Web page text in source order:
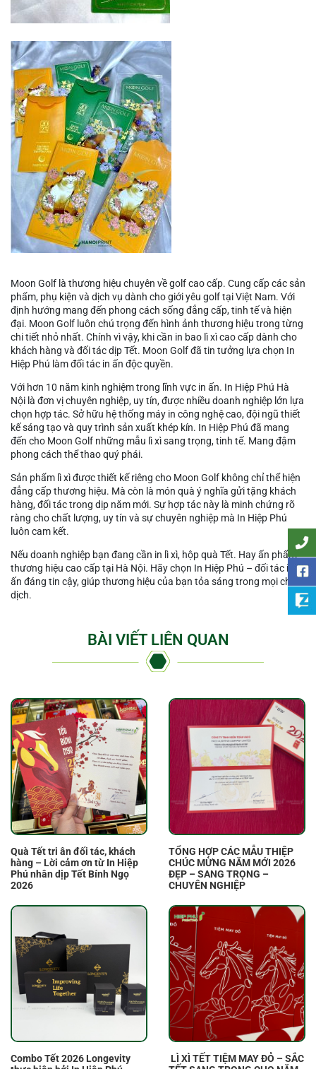
Moon Golf là thương hiệu chuyên về golf cao cấp. Cung cấp các sản
phẩm, phụ kiện và dịch vụ dành cho giới yêu golf tại Việt Nam. Với
định hướng mang đến phong cách sống đẳng cấp, tinh tế và hiện
đại. Moon Golf luôn chú trọng đến hình ảnh thương hiệu trong từng
chi tiết nhỏ nhất. Chính vì vậy, khi cần in bao lì xì cao cấp dành cho
khách hàng và đối tác dịp Tết. Moon Golf đã tin tưởng lựa chọn In
Hiệp Phú làm đối tác in ấn độc quyền.
Với hơn 10 năm kinh nghiệm trong lĩnh vực in ấn. In Hiệp Phú Hà
Nội là đơn vị chuyên nghiệp, uy tín, được nhiều doanh nghiệp lớn lựa
chọn hợp tác. Sở hữu hệ thống máy in công nghệ cao, đội ngũ thiết
kế sáng tạo và quy trình sản xuất khép kín. In Hiệp Phú đã mang
đến cho Moon Golf những mẫu lì xì sang trọng, tinh tế. Mang đậm
phong cách thể thao quý phái.
Sản phẩm lì xì được thiết kế riêng cho Moon Golf không chỉ thể hiện
đẳng cấp thương hiệu. Mà còn là món quà ý nghĩa gửi tặng khách
hàng, đối tác trong dịp năm mới. Sự hợp tác này là minh chứng rõ
ràng cho chất lượng, uy tín và sự chuyên nghiệp mà In Hiệp Phú
luôn cam kết.
Nếu doanh nghiệp bạn đang cần in lì xì, hộp quà Tết. Hay ấn phẩm
thương hiệu cao cấp tại Hà Nội. Hãy chọn In Hiệp Phú – đối tác in
ấn đáng tin cậy, giúp thương hiệu của bạn tỏa sáng trong mọi chiến
dịch.
BÀI VIẾT LIÊN QUAN
Quà Tết tri ân đối tác, khách
hàng – Lời cảm ơn từ In Hiệp
Phú nhân dịp Tết Bính Ngọ
2026
TỔNG HỢP CÁC MẪU THIỆP
CHÚC MỪNG NĂM MỚI 2026
ĐẸP – SANG TRỌNG –
CHUYÊN NGHIỆP
Combo Tết 2026 Longevity
LÌ XÌ TẾT TIỆM MAY ĐỎ – SẮC